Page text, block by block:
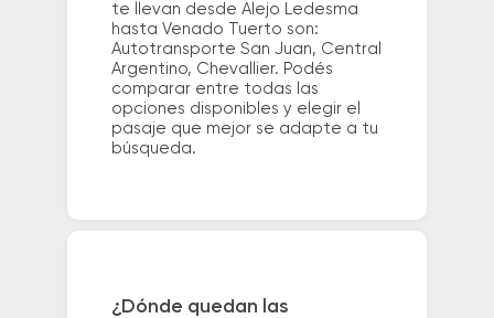
te llevan desde Alejo Ledesma
hasta Venado Tuerto son:
Autotransporte San Juan, Central
Argentino, Chevallier. Podés
comparar entre todas las
opciones disponibles y elegir el
pasaje que mejor se adapte a tu
búsqueda.
¿Dónde quedan las